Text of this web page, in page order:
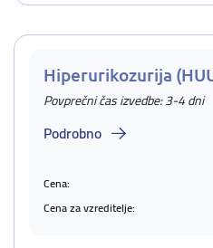
Hiperurikozurija
Povprečni čas izvedbe: 3-4 dni
Podrobno
Cena:
Cena za vzreditelje: